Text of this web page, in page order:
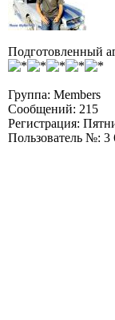
Подготовленный
Группа: Members
Сообщений: 215
Регистрация:
Пользователь №: 3